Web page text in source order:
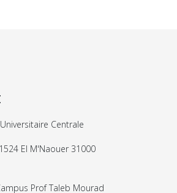
Centrale
El M'Naouer 31000
Prof Taleb Mourad